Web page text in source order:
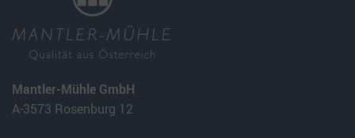
Mantler-Mühle GmbH
A-3573 Rosenburg 12